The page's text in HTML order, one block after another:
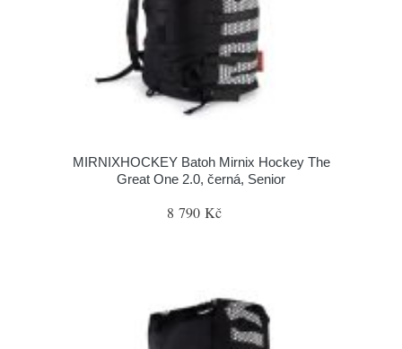
MIRNIXHOCKEY Batoh Mirnix Hockey The
Great One 2.0, černá, Senior
8 790 Kč